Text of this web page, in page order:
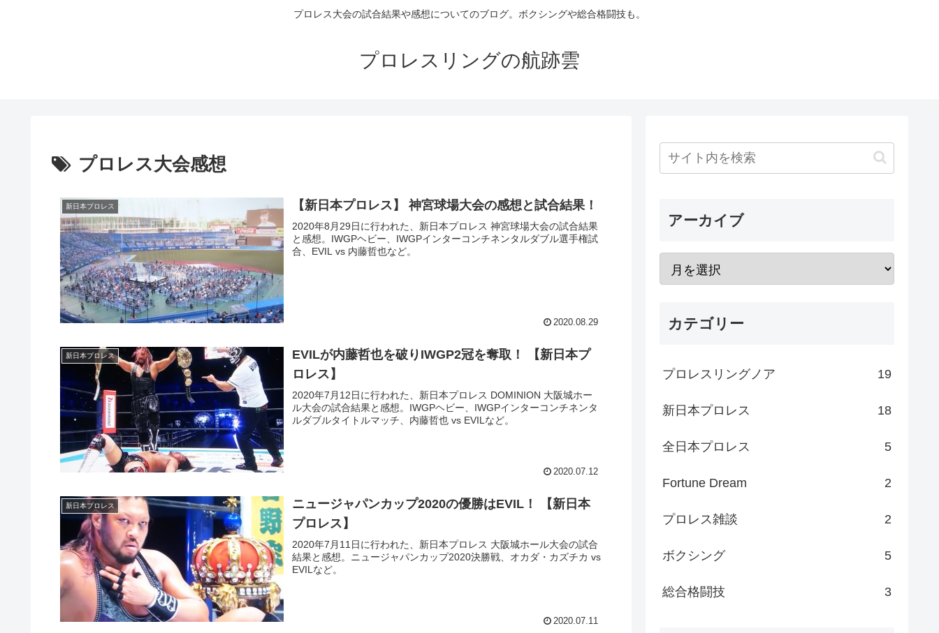
プロレス大会の試合結果や感想についてのブログ。ボクシングや総合格闘技も。
プロレスリングの航跡雲
プロレス大会感想
新日本プロレス 【新日本プロレス】 神宮球場大会の感想と試合結果！
2020年8月29日に行われた、新日本プロレス 神宮球場大会の試合結果
と感想。IWGPヘビー、IWGPインターコンチネンタルダブル選手権試
合、EVIL vs 内藤哲也など。
2020.08.29
新日本プロレス
EVILが内藤哲也を破りIWGP2冠を奪取！ 【新日本プ
ロレス】
2020年7月12日に行われた、新日本プロレス DOMINION 大阪城ホー
ル大会の試合結果と感想。IWGPヘビー、IWGPインターコンチネンタ
ルダブルタイトルマッチ、内藤哲也 vs EVILなど。
2020.07.12
新日本プロレス
ニュージャパンカップ2020の優勝はEVIL！ 【新日本
プロレス】
2020年7月11日に行われた、新日本プロレス 大阪城ホール大会の試合
結果と感想。ニュージャパンカップ2020決勝戦、オカダ・カズチカ vs
EVILなど。
2020.07.11
アーカイブ
カテゴリー
プロレスリングノア 19
新日本プロレス 18
全日本プロレス 5
Fortune Dream 2
プロレス雑談 2
ボクシング 5
総合格闘技 3